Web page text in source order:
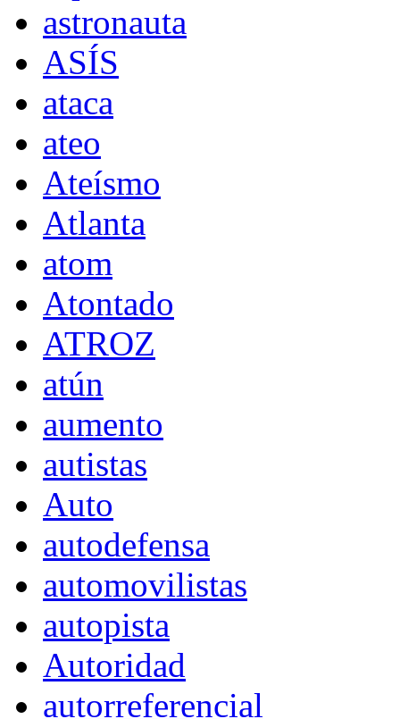
astronauta
ASÍS
ataca
ateo
Ateísmo
Atlanta
atom
Atontado
ATROZ
atún
aumento
autistas
Auto
autodefensa
automovilistas
autopista
Autoridad
autorreferencial